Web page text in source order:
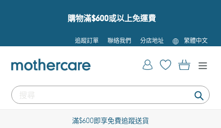
購物滿$600或以上免運費
追蹤訂單 聯絡我們 分店地址
語
言
繁體中文
提
登入 購物車
滿$600即享免費追蹤送貨